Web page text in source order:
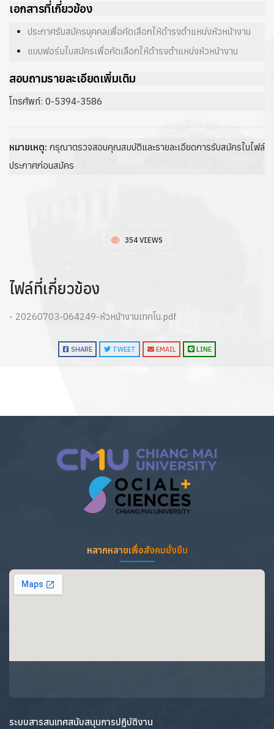
เอกสารที่เกี่ยวข้อง
ประกาศรับสมัครบุคคลเพื่อคัดเลือกให้ดำรงตำแหน่งหัวหน้างาน
แบบฟอร์มใบสมัครเพื่อคัดเลือกให้ดำรงตำแหน่งหัวหน้างาน
สอบถามรายละเอียดเพิ่มเติม
โทรศัพท์: 0-5394-3586
หมายเหตุ: กรุณาตรวจสอบคุณสมบัติและรายละเอียดการรับสมัครในไฟล์
ประกาศก่อนสมัคร
354 VIEWS
ไฟล์ที่เกี่ยวข้อง
- 20260703-064249-หัวหน้างานเทคโน.pdf
SHARE TWEET EMAIL LINE
หลากหลายเพื่อสังคมยั่งยืน
ระบบสารสนเทศสนับสนุนการปฏิบัติงาน